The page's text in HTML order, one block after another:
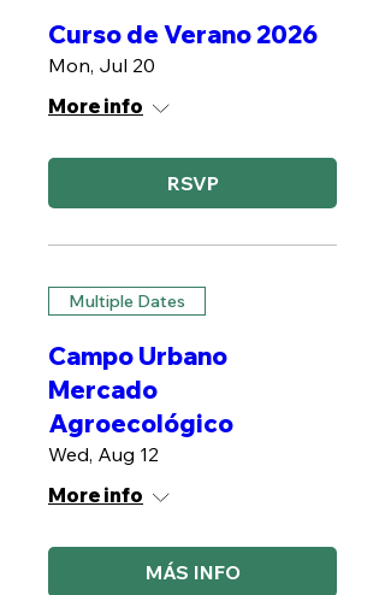
Curso de Verano 2026
Mon, Jul 20
More info
RSVP
Multiple Dates
Campo Urbano
Mercado
Agroecológico
Wed, Aug 12
More info
MÁS INFO